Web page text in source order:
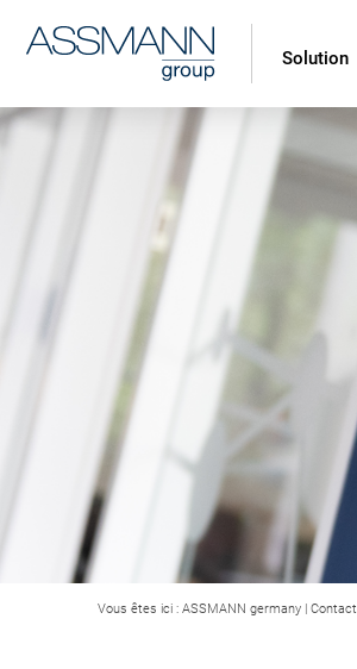
Solution
Vous êtes ici : ASSMANN germany | Contact